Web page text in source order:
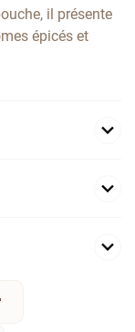
il présente
épicés et